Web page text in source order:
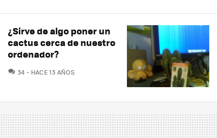
¿Sirve de algo poner un
cactus cerca de nuestro
ordenador?
34 COMENTARIOS
HACE 13 AÑOS